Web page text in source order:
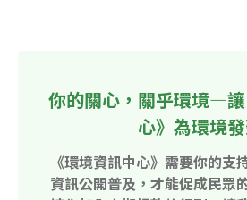
你的關心，關乎環境—
心》為環境
《環境資訊中心》需要你的支
資訊公開普及，才能促成民眾